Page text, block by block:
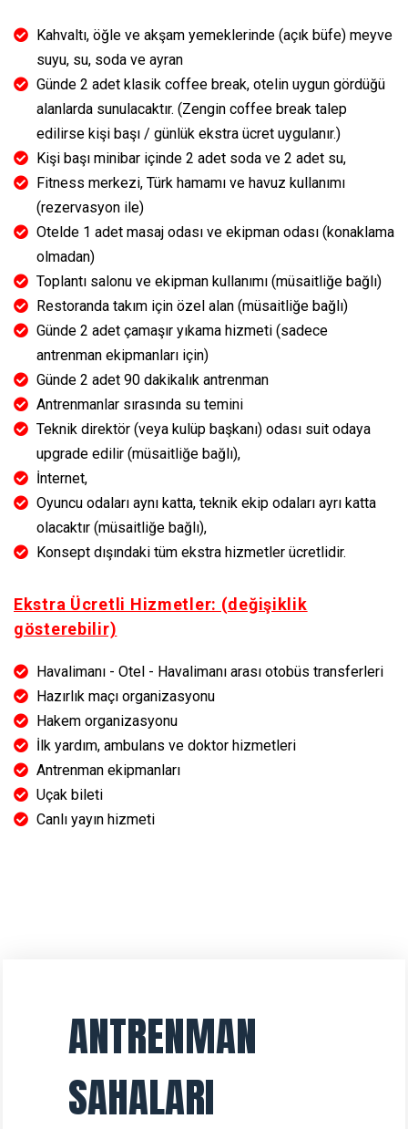
Kahvaltı, öğle ve akşam yemeklerinde (açık büfe) meyve
suyu, su, soda ve ayran
Günde 2 adet klasik coffee break, otelin uygun gördüğü
alanlarda sunulacaktır. (Zengin coffee break talep
edilirse kişi başı / günlük ekstra ücret uygulanır.)
Kişi başı minibar içinde 2 adet soda ve 2 adet su,
Fitness merkezi, Türk hamamı ve havuz kullanımı
(rezervasyon ile)
Otelde 1 adet masaj odası ve ekipman odası (konaklama
olmadan)
Toplantı salonu ve ekipman kullanımı (müsaitliğe bağlı)
Restoranda takım için özel alan (müsaitliğe bağlı)
Günde 2 adet çamaşır yıkama hizmeti (sadece
antrenman ekipmanları için)
Günde 2 adet 90 dakikalık antrenman
Antrenmanlar sırasında su temini
Teknik direktör (veya kulüp başkanı) odası suit odaya
upgrade edilir (müsaitliğe bağlı),
İnternet,
Oyuncu odaları aynı katta, teknik ekip odaları ayrı katta
olacaktır (müsaitliğe bağlı),
Konsept dışındaki tüm ekstra hizmetler ücretlidir.
Ekstra Ücretli Hizmetler: (değişiklik
gösterebilir)
Havalimanı - Otel - Havalimanı arası otobüs transferleri
Hazırlık maçı organizasyonu
Hakem organizasyonu
İlk yardım, ambulans ve doktor hizmetleri
Antrenman ekipmanları
Uçak bileti
Canlı yayın hizmeti
ANTRENMAN
SAHALARI